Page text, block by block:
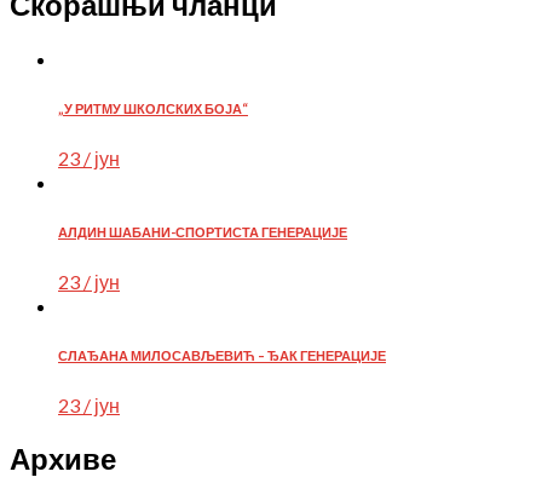
„У РИТМУ ШКОЛСКИХ БОЈА“
23 / јун
АЛДИН ШАБАНИ-СПОРТИСТА ГЕНЕРАЦИЈЕ
23 / јун
СЛАЂАНА МИЛОСАВЉЕВИЋ – ЂАК ГЕНЕРАЦИЈЕ
23 / јун
Архиве